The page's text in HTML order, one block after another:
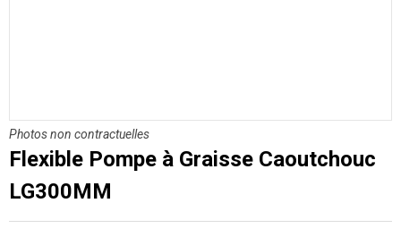
Photos non contractuelles
Flexible Pompe à Graisse Caoutchouc
LG300MM